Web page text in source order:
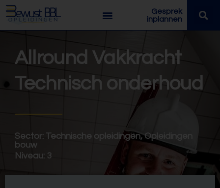
Gesprek
inplannen
Allround Vakkracht
Technisch onderhoud
Sector: Technische opleidingen,Opleidingen
bouw
Niveau: 3